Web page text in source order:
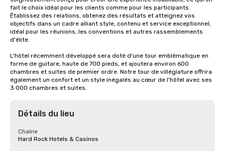
fait le choix idéal pour les clients comme pour les participants.
Établissez des relations, obtenez des résultats et atteignez vos
objectifs dans un cadre alliant style, contenu et service exceptionnel,
idéal pour les réunions, les conventions et autres rassemblements
d'élite.
L'hôtel récemment développé sera doté d'une tour emblématique en
forme de guitare, haute de 700 pieds, et ajoutera environ 600
chambres et suites de premier ordre. Notre tour de villégiature offrira
également un confort et un style inégalés au cœur de l'hôtel avec ses
3 000 chambres et suites.
Détails du lieu
Chaîne
Hard Rock Hotels & Casinos